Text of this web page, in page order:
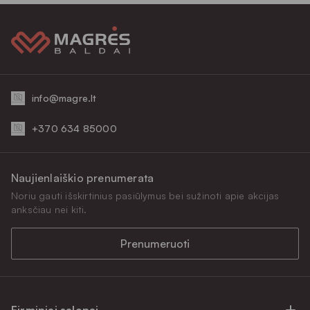
info@magre.lt
+370 634 85000
Naujienlaiškio prenumerata
Noriu gauti išskirtinius pasiūlymus bei sužinoti apie akcijas
anksčiau nei kiti.
Prenumeruoti